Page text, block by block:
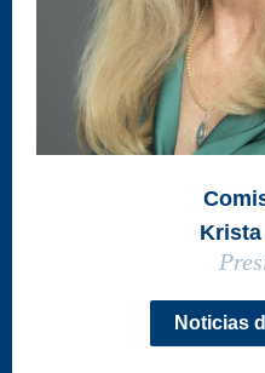
Noticias